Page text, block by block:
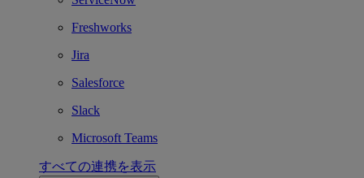
Freshworks
Jira
Salesforce
Slack
Microsoft Teams
すべての連携を表示